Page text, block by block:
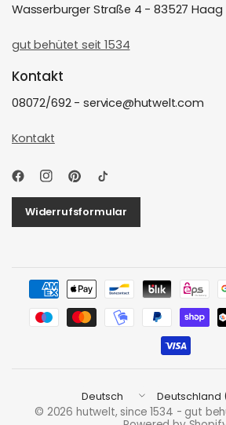
Wasserburger Straße 4 - 83527 Haag
gut behütet seit 1534
Kontakt
08072/692 - service@hutwelt.com
Kontakt
Widerrufsformular
Land/Region
aktualisieren
Land/
aktualisieren
© 2026 hutwelt, since 1534 - gut